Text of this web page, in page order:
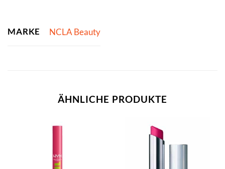
MARKE NCLA Beauty
ÄHNLICHE PRODUKTE